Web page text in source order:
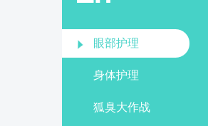
眼部护理
身体护理
狐臭大作战